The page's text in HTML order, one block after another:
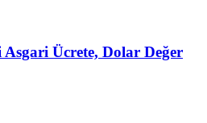
Ücrete, Dolar Değer